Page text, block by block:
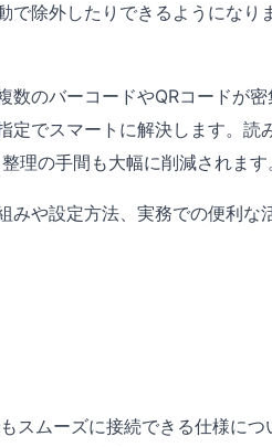
で除外したりできるようになり
のバーコードやQRコードが密
でスマートに解決します。読
理の手間も大幅に削減されます
みや設定方法、実務での便利な
スムーズに接続できる仕様につ